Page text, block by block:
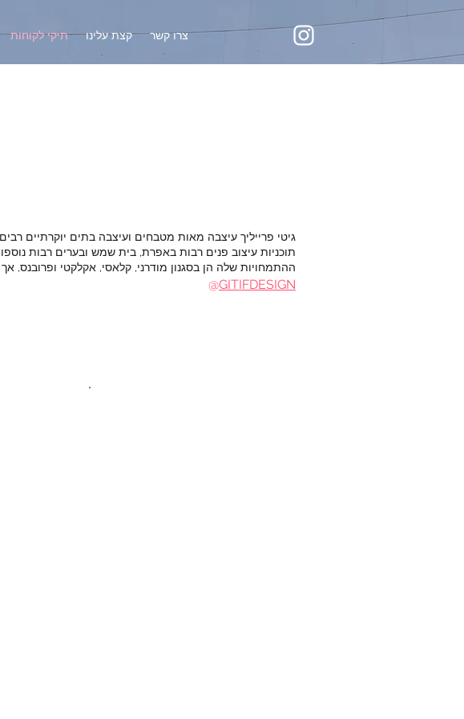
תיקי לקוחות קצת עלינו צרו קשר
גיטי פרייליך עיצבה מאות מטבחים ועיצבה בתים יוקרתיים
תוכניות עיצוב פנים רבות באפרת, בית שמש ובערים רבות
ההתמחויות שלה הן בסגנון מודרני, קלאסי, אקלקטי ופרובנס,
@GITIFDESIGN